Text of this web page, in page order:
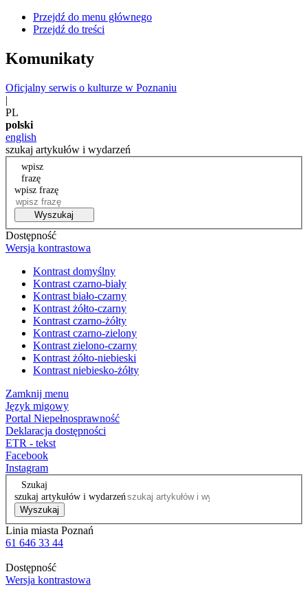
Przejdź do menu głównego
Przejdź do treści
Komunikaty
Oficjalny serwis o kulturze w Poznaniu
|
PL
polski
english
szukaj artykułów i wydarzeń
wpisz
frazę
wpisz frazę
Wyszukaj
Dostępność
Wersja kontrastowa
Kontrast domyślny
Kontrast czarno-biały
Kontrast biało-czarny
Kontrast żółto-czarny
Kontrast czarno-żółty
Kontrast czarno-zielony
Kontrast zielono-czarny
Kontrast żółto-niebieski
Kontrast niebiesko-żółty
Zamknij menu
Język migowy
Portal Niepełnosprawność
Deklaracja dostępności
ETR - tekst
Facebook
Instagram
Szukaj
szukaj artykułów i wydarzeń
Wyszukaj
Linia miasta Poznań
61 646 33 44
Dostępność
Wersja kontrastowa